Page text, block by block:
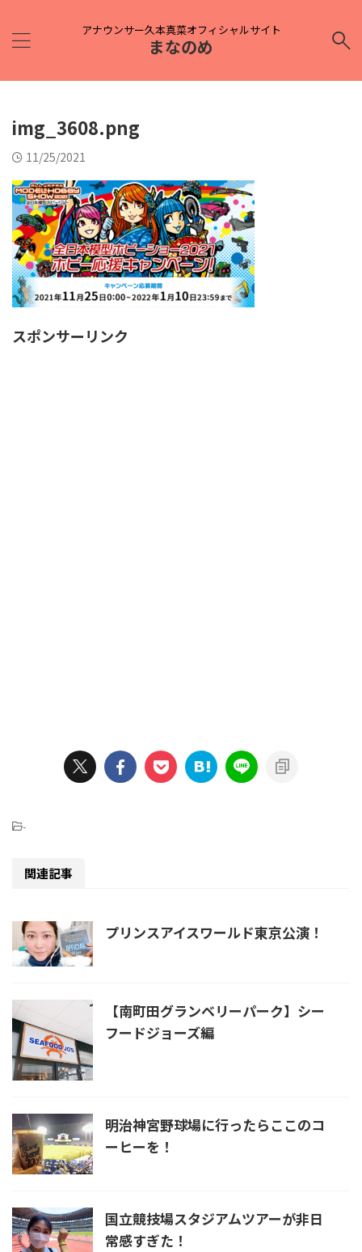
アナウンサー久本真菜オフィシャルサイト
まなのめ
img_3608.png
11/25/2021
スポンサーリンク
-
関連記事
プリンスアイスワールド東京公演！
【南町田グランベリーパーク】シー
フードジョーズ編
明治神宮野球場に行ったらここのコ
ーヒーを！
国立競技場スタジアムツアーが非日
常感すぎた！